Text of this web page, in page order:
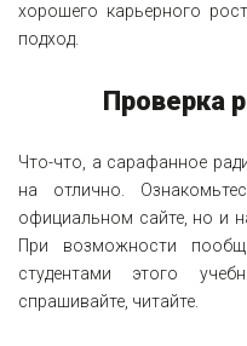
хорошего карьерного
подход.
Проверка
Что-что, а сарафанное
на отлично.
официальном сайте, но и
При возможности
студентами этого
спрашивайте, читайте.